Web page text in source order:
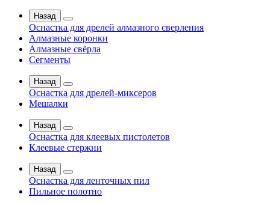
Назад
Оснастка для дрелей алмазного сверления
Алмазные коронки
Алмазные свёрла
Сегменты
Назад
Оснастка для дрелей-миксеров
Мешалки
Назад
Оснастка для клеевых пистолетов
Клеевые стержни
Назад
Оснастка для ленточных пил
Пильное полотно